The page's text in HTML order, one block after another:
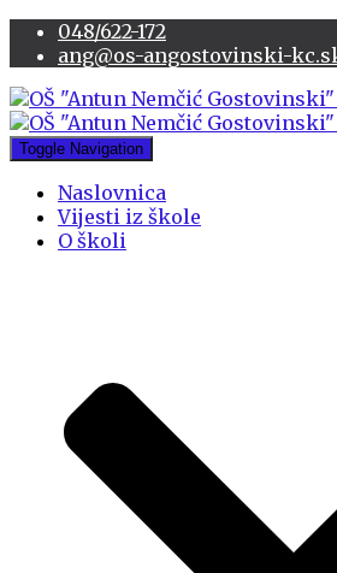
048/622-172
ang@os-angostovinski-
Toggle Navigation
Naslovnica
Vijesti iz škole
O školi